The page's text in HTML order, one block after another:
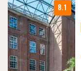
8.1